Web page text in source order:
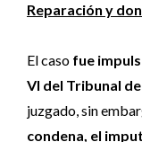
Reparación y
El caso fue
VI del Tribunal
juzgado, sin
condena, el